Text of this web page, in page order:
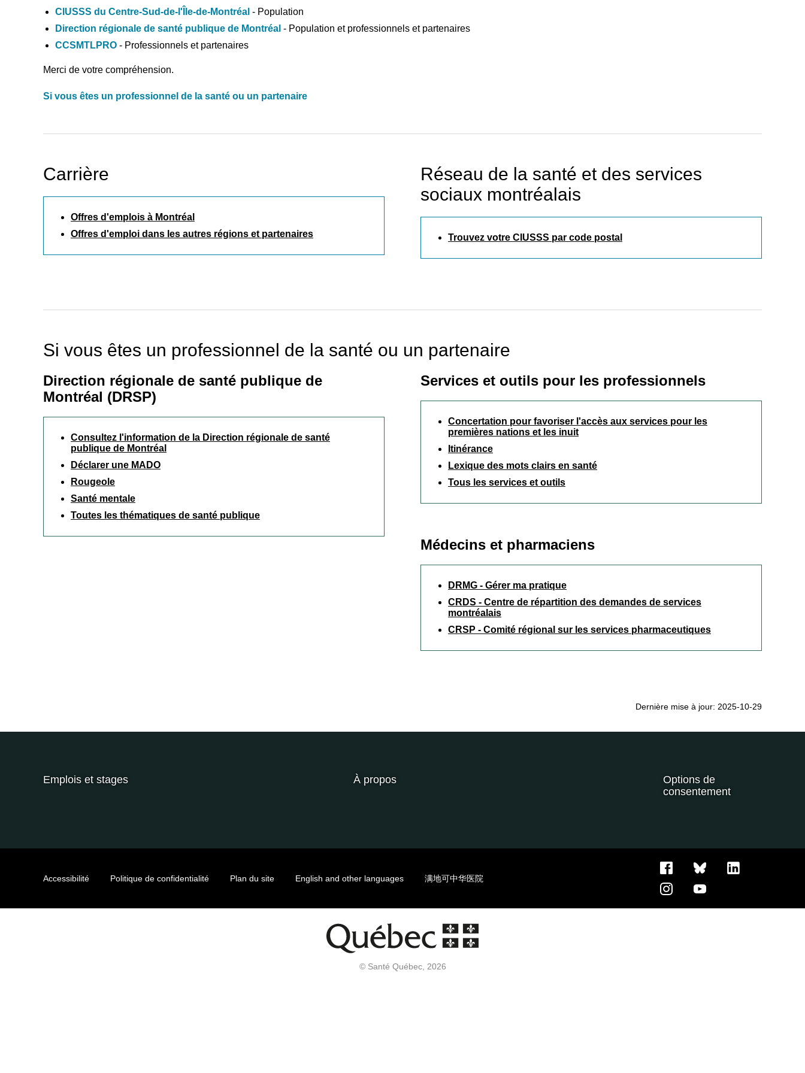
CIUSSS du Centre-Sud-de-l'Île-de-Montréal - Population
Direction régionale de santé publique de Montréal - Population et professionnels et partenaires
CCSMTLPRO - Professionnels et partenaires
Merci de votre compréhension.
Si vous êtes un professionnel de la santé ou un partenaire
Carrière
Offres d'emplois à Montréal
Offres d'emploi dans les autres régions et partenaires
Réseau de la santé et des services
sociaux montréalais
Trouvez votre CIUSSS par code postal
Si vous êtes un professionnel de la santé ou un partenaire
Direction régionale de santé publique de
Montréal (DRSP)
Consultez l'information de la Direction régionale de santé
publique de Montréal
Déclarer une MADO
Rougeole
Santé mentale
Toutes les thématiques de santé publique
Services et outils pour les professionnels
Concertation pour favoriser l'accès aux services pour les
premières nations et les inuit
Itinérance
Lexique des mots clairs en santé
Tous les services et outils
Médecins et pharmaciens
DRMG - Gérer ma pratique
CRDS - Centre de répartition des demandes de services
montréalais
CRSP - Comité régional sur les services pharmaceutiques
Dernière mise à jour: 2025-10-29
Emplois et stages À propos
Options de
consentement
Accessibilité Politique de confidentialité Plan du site English and other languages 满地可中华医院
© Santé Québec, 2026